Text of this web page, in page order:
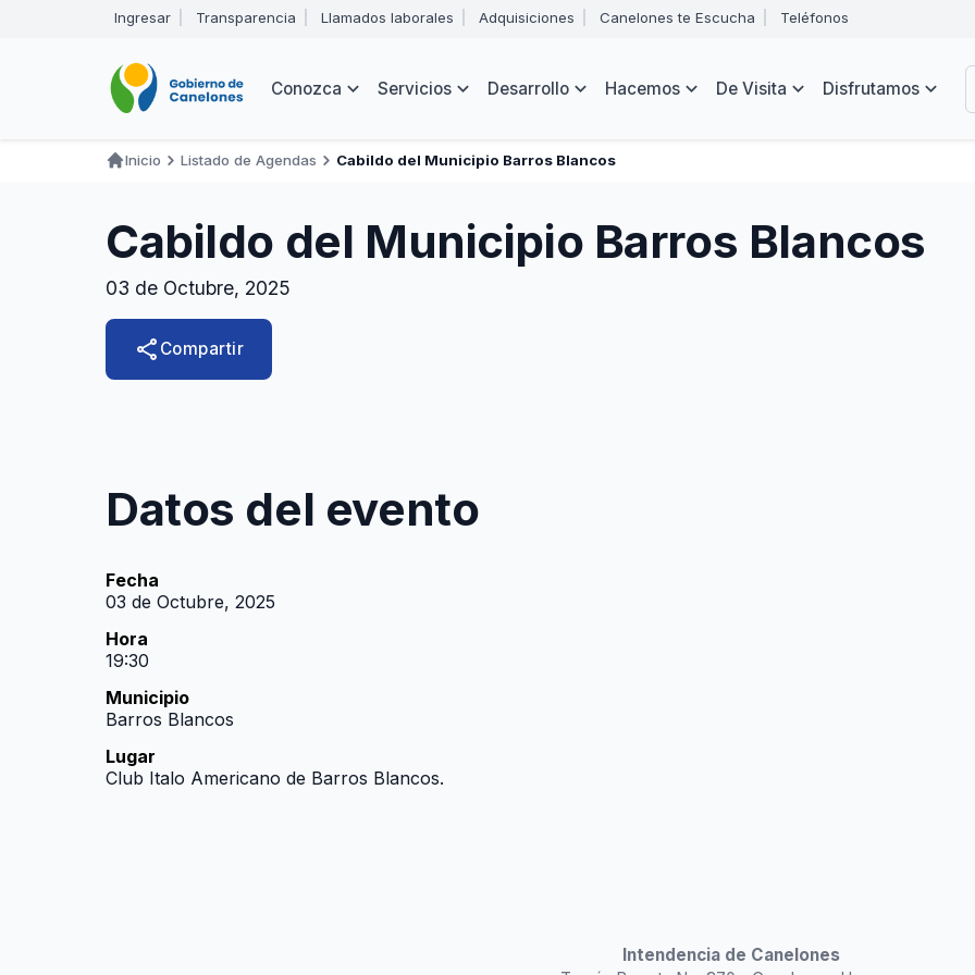
de
Abrir
menú
navegación
Ingresar Transparencia Llamados laborales Adquisiciones Canelones te Escucha Teléfonos
Navegación
Conozca Servicios Desarrollo Hacemos De Visita Disfrutamos
navegación
Inicio Listado de Agendas Cabildo del Municipio Barros Blancos
Cabildo del Municipio Barros Blancos
03 de Octubre, 2025
share Compartir
Datos del evento
Fecha
03 de Octubre, 2025
Hora
19:30
Municipio
Barros Blancos
Lugar
Club Italo Americano de Barros Blancos.
Intendencia de Canelones